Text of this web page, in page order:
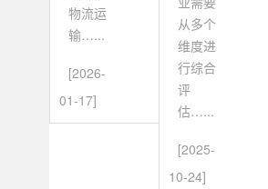
物流运
输…...
[2026-
01-17]
从多个
维度进
行综合
评
估…...
[2025-
10-24]